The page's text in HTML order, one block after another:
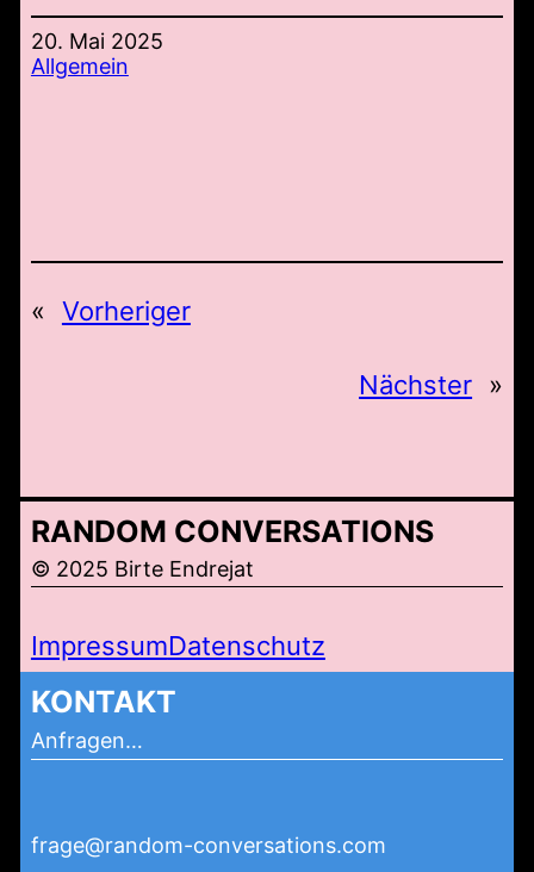
20. Mai 2025
Allgemein
« Vorheriger
Nächster »
RANDOM CONVERSATIONS
© 2025 Birte Endrejat
ImpressumDatenschutz
KONTAKT
Anfragen…
frage@random-conversations.com